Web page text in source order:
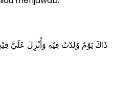
ذَاكَ يَوْمٌ وُلِدْتُ فِيْهِ وَأُنْزِلَ عَلَيَّ